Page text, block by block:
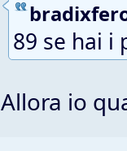
89 se hai i
Allora io